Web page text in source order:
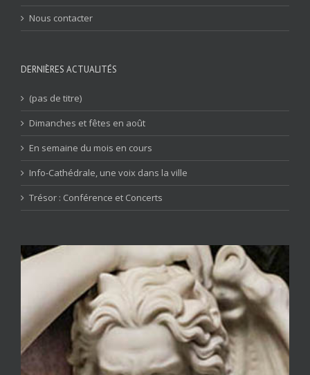
Nous contacter
DERNIÈRES ACTUALITÉS
(pas de titre)
Dimanches et fêtes en août
En semaine du mois en cours
Info-Cathédrale, une voix dans la ville
Trésor : Conférence et Concerts